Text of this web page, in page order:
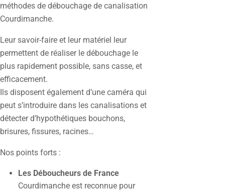
méthodes de débouchage de canalisation
Courdimanche.
Leur savoir-faire et leur matériel leur
permettent de réaliser le débouchage le
plus rapidement possible, sans casse, et
efficacement.
Ils disposent également d’une caméra qui
peut s’introduire dans les canalisations et
détecter d’hypothétiques bouchons,
brisures, fissures, racines…
Nos points forts :
Les Déboucheurs de France
Courdimanche est reconnue pour